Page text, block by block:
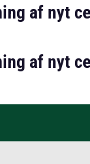
af nyt
af nyt